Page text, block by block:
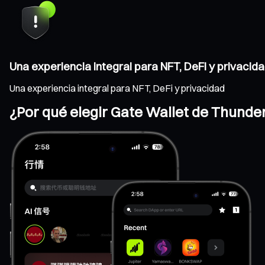
Una experiencia integral para NFT, DeFi y
Una experiencia integral para NFT, DeFi y privacidad
¿Por qué elegir Gate Wallet de